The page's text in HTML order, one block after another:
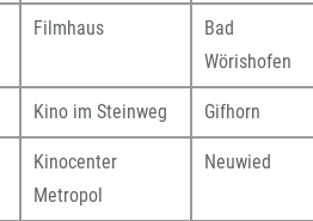
Filmhaus
Bad
Wörishofen
Kino im Steinweg Gifhorn
Kinocenter
Metropol
Neuwied